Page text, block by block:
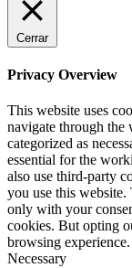
Cerrar
Privacy Overview
This website uses
navigate through the
categorized as
essential for the
also use third-party
you use this
only with your
cookies. But opting
browsing experience.
Necessary